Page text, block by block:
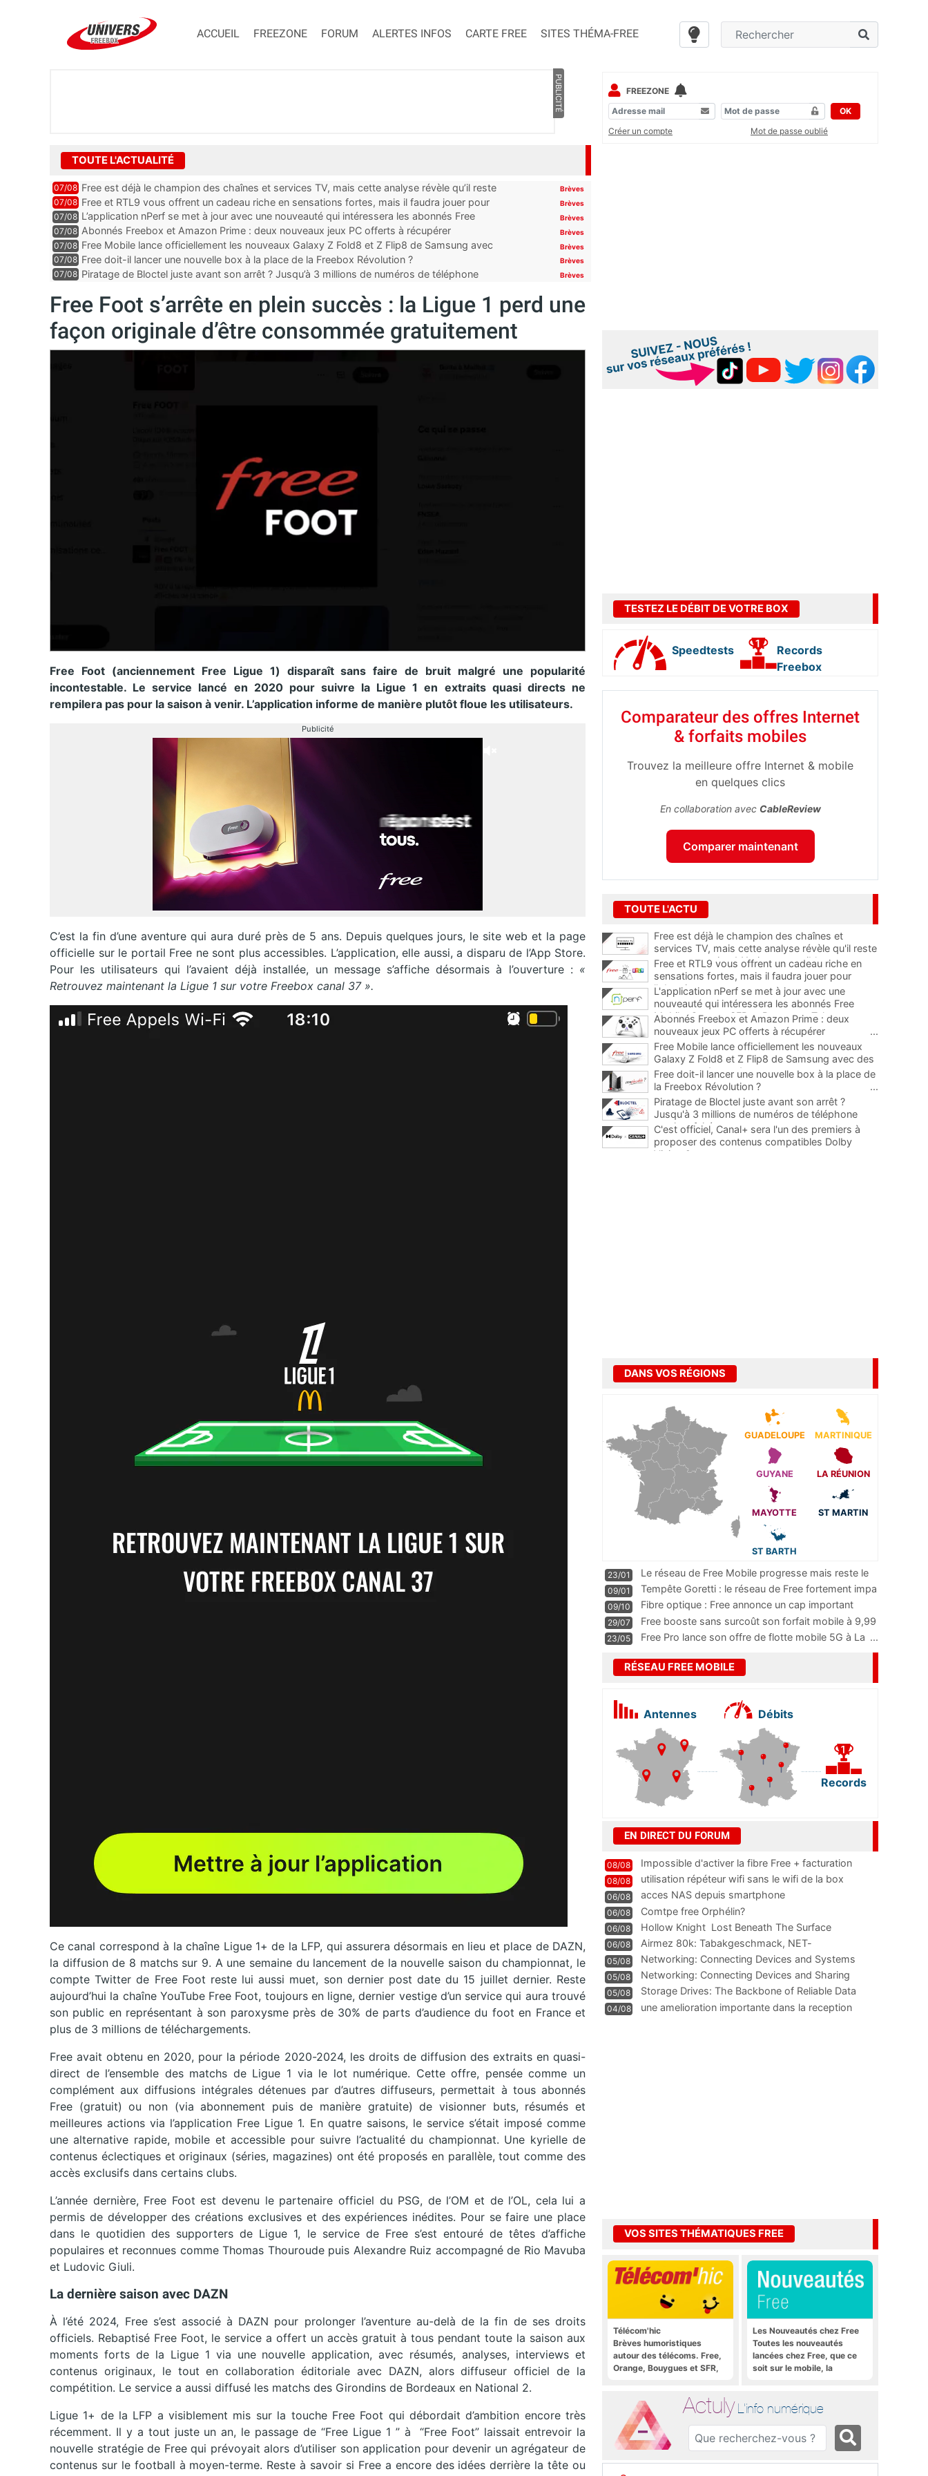
ACCUEIL FREEZONE FORUM ALERTES INFOS CARTE FREE SITES THÉMA-FREE
PUBLICITÉ
TOUTE L'ACTUALITÉ
07/08 Free est déjà le champion des chaînes et services TV, mais cette analyse révèle qu’il reste
encore au moin...
Brèves
07/08 Free et RTL9 vous offrent un cadeau riche en sensations fortes, mais il faudra jouer pour
l’obtenir
Brèves
07/08 L’application nPerf se met à jour avec une nouveauté qui intéressera les abonnés Free
Mobile, Orange, SFR ...
Brèves
07/08 Abonnés Freebox et Amazon Prime : deux nouveaux jeux PC offerts à récupérer Brèves
07/08 Free Mobile lance officiellement les nouveaux Galaxy Z Fold8 et Z Flip8 de Samsung avec
des promos et des cadeaux
Brèves
07/08 Free doit-il lancer une nouvelle box à la place de la Freebox Révolution ? Brèves
07/08 Piratage de Bloctel juste avant son arrêt ? Jusqu’à 3 millions de numéros de téléphone
Brèves
Free Foot s’arrête en plein succès : la Ligue 1 perd une
façon originale d’être consommée gratuitement
Free Foot (anciennement Free Ligue 1) disparaît sans faire de bruit malgré une popularité
incontestable. Le service lancé en 2020 pour suivre la Ligue 1 en extraits quasi directs ne
rempilera pas pour la saison à venir. L’application informe de manière plutôt floue les utilisateurs.
Publicité
C’est la fin d’une aventure qui aura duré près de 5 ans. Depuis quelques jours, le site web et la page
officielle sur le portail Free ne sont plus accessibles. L’application, elle aussi, a disparu de l’App Store.
Pour les utilisateurs qui l’avaient déjà installée, un message s’affiche désormais à l’ouverture :«
Retrouvez maintenant la Ligue 1 sur votre Freebox canal 37 ».
Ce canal correspond à la chaîne Ligue 1+ de la LFP, qui assurera désormais en lieu et place de DAZN,
la diffusion de 8 matchs sur 9. A une semaine du lancement de la nouvelle saison du championnat, le
compte Twitter de Free Foot reste lui aussi muet, son dernier post date du 15 juillet dernier. Reste
aujourd’hui la chaîne YouTube Free Foot, toujours en ligne, dernier vestige d’un service qui aura trouvé
son public en représentant à son paroxysme près de 30% de parts d’audience du foot en France et
plus de 3 millions de téléchargements.
Free avait obtenu en 2020, pour la période 2020-2024, les droits de diffusion des extraits en quasi-
direct de l’ensemble des matchs de Ligue 1 via le lot numérique. Cette offre, pensée comme un
complément aux diffusions intégrales détenues par d’autres diffuseurs, permettait à tous abonnés
Free (gratuit) ou non (via abonnement puis de manière gratuite) de visionner buts, résumés et
meilleures actions via l’application Free Ligue 1. En quatre saisons, le service s’était imposé comme
une alternative rapide, mobile et accessible pour suivre l’actualité du championnat. Une kyrielle de
contenus éclectiques et originaux (séries, magazines) ont été proposés en parallèle, tout comme des
accès exclusifs dans certains clubs.
L’année dernière, Free Foot est devenu le partenaire officiel du PSG, de l’OM et de l’OL, cela lui a
permis de développer des créations exclusives et des expériences inédites. Pour se faire une place
dans le quotidien des supporters de Ligue 1, le service de Free s’est entouré de têtes d’affiche
populaires et reconnues comme Thomas Thouroude puis Alexandre Ruiz accompagné de Rio Mavuba
et Ludovic Giuli.
La dernière saison avec DAZN
À l’été 2024, Free s’est associé à DAZN pour prolonger l’aventure au-delà de la fin de ses droits
officiels. Rebaptisé Free Foot, le service a offert un accès gratuit à tous pendant toute la saison aux
moments forts de la Ligue 1 via une nouvelle application, avec résumés, analyses, interviews et
contenus originaux, le tout en collaboration éditoriale avec DAZN, alors diffuseur officiel de la
compétition. Le service a aussi diffusé les matchs des Girondins de Bordeaux en National 2.
Ligue 1+ de la LFP a visiblement mis sur la touche Free Foot qui débordait d’ambition encore très
récemment. Il y a tout juste un an, le passage de “Free Ligue 1 ” à “Free Foot” laissait entrevoir la
nouvelle stratégie de Free qui prévoyait alors d’utiliser son application pour devenir un agrégateur de
contenus sur le football à moyen-terme. Reste à savoir si Free a encore des idées derrière la tête ou
FREEZONE
OK
Créer un compte
Mot de passe oublié
TESTEZ LE DÉBIT DE VOTRE BOX
Speedtests
Records
Freebox
Comparateur des offres Internet
& forfaits mobiles
Trouvez la meilleure offre Internet & mobile
en quelques clics
En collaboration avec CableReview
Comparer maintenant
TOUTE L'ACTU
Free est déjà le champion des chaînes et
services TV, mais cette analyse révèle qu'il reste
encore au moins 141 ajouts possibles
Free et RTL9 vous offrent un cadeau riche en
sensations fortes, mais il faudra jouer pour
l'obtenir
L'application nPerf se met à jour avec une
nouveauté qui intéressera les abonnés Free
Mobile, Orange, SFR et Bouygues Telecom
Abonnés Freebox et Amazon Prime : deux
nouveaux jeux PC offerts à récupérer
...
Free Mobile lance officiellement les nouveaux
Galaxy Z Fold8 et Z Flip8 de Samsung avec des
promos et des cadeaux
...
Free doit-il lancer une nouvelle box à la place de
la Freebox Révolution ?
...
Piratage de Bloctel juste avant son arrêt ?
Jusqu'à 3 millions de numéros de téléphone
auraient fuité
C'est officiel, Canal+ sera l'un des premiers à
proposer des contenus compatibles Dolby
Vision 2
DANS VOS RÉGIONS
GUADELOUPE MARTINIQUE
GUYANE LA RÉUNION
MAYOTTE ST MARTIN
ST BARTH
23/01
Le réseau de Free Mobile progresse mais reste le
m
...
09/01
Tempête Goretti : le réseau de Free fortement impa
09/10
Fibre optique : Free annonce un cap important
pass
...
29/07
Free booste sans surcoût son forfait mobile à 9,99
23/05 Free Pro lance son offre de flotte mobile 5G à La ...
RÉSEAU FREE MOBILE
Antennes Débits
Records
EN DIRECT DU FORUM
08/08
Impossible d'activer la fibre Free + facturation
résiliation
08/08 utilisation répéteur wifi sans le wifi de la box
06/08 acces NAS depuis smartphone
06/08 Comtpe free Orphélin?
06/08 Hollow Knight  Lost Beneath The Surface
06/08
Airmez 80k: Tabakgeschmack, NET-
Technologie und Leistung im
05/08 Networking: Connecting Devices and Systems
05/08
Networking: Connecting Devices and Sharing
Information
05/08
Storage Drives: The Backbone of Reliable Data
Management
04/08
une amelioration importante dans la reception
VOS SITES THÉMATIQUES FREE
Télécom'hic
Brèves humoristiques
autour des télécoms. Free,
Orange, Bouygues et SFR,
Les Nouveautés chez Free
Toutes les nouveautés
lancées chez Free, que ce
soit sur le mobile, la
Actuly L'info numérique